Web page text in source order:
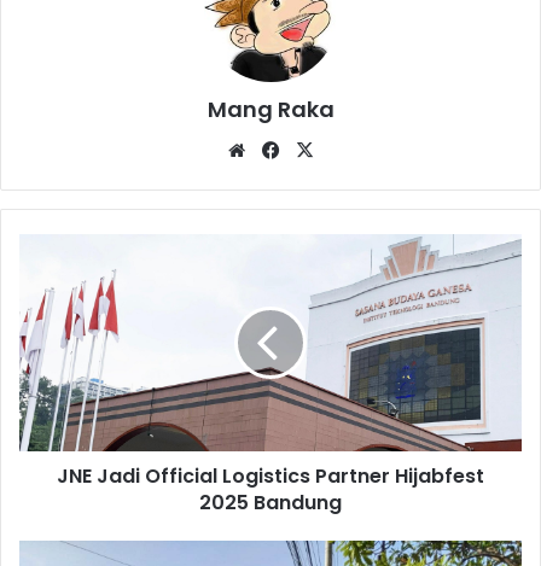
Mang Raka
WebsiteFacebook
Official
Logistics
Partner
Hijabfest
2025
Bandung
JNE Jadi Official Logistics Partner Hijabfest
2025 Bandung